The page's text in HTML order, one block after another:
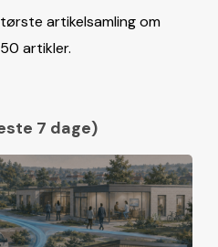
artikelsamling om
artikler.
7 dage)